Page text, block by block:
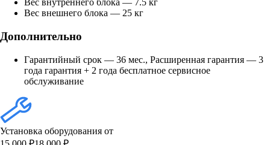
Вес внутреннего блока — 7.5 кг
Вес внешнего блока — 25 кг
Дополнительно
Гарантийный срок — 36 мес., Расширенная гарантия — 3
года гарантия + 2 года бесплатное сервисное
обслуживание
Установка оборудования от